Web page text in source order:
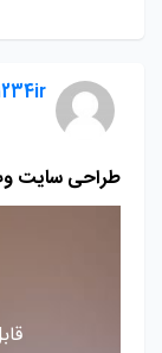
طراحی سایت وب